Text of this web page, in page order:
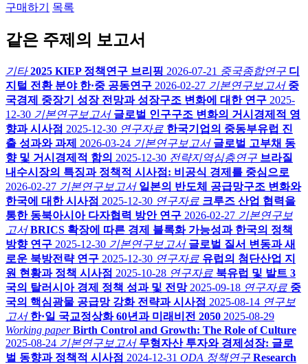
구매하기 목록
같은 주제의 보고서
기타 2025 KIEP 정책연구 브리핑 2026-07-21 중국종합연구 디
지털 전환 분야 한·중 공동연구 2026-02-27 기본연구보고서 중
국경제 중장기 성장 전망과 성장구조 변화에 대한 연구 2025-
12-30 기본연구보고서 글로벌 인구구조 변화의 거시경제적 영
향과 시사점 2025-12-30 연구자료 한국기업의 중동부유럽 진
출 성과와 과제
2026-03-24 기본연구보고서 글로벌 고부채 동
향 및 거시경제적 함의 2025-12-30 전략지역심층연구 브라질
내수시장의 특징과 정책적 시사점: 비공식 경제를 중심으로
2026-02-27 기본연구보고서 일본의 반도체 공급망구조 변화와
한국에 대한 시사점 2025-12-30 연구자료 크루즈 산업 협력을
통한 동북아시아 다자협력 방안 연구 2026-02-27 기본연구보
고서 BRICS 확장에 따른 경제 블록화 가능성과 한국의 정책
방향 연구 2025-12-30 기본연구보고서 글로벌 질서 변동과 새
로운 북방전략 연구 2025-12-30 연구자료 유럽의 첨단산업 지
원 현황과 정책 시사점 2025-10-28 연구자료 북유럽 및 발트 3
국의 탈러시아 경제 정책 성과 및 전망 2025-09-18 연구자료 중
국의 핵심광물 공급망 강화 전략과 시사점 2025-08-14 연구보
고서 한·일 국교정상화 60년과 미래비전 2050 2025-08-29
Working paper Birth Control and Growth: The Role of Culture
2025-08-24 기본연구보고서 무형자산 투자와 경제성장: 글로
벌 동향과 정책적 시사점 2024-12-31 ODA 정책연구 Research